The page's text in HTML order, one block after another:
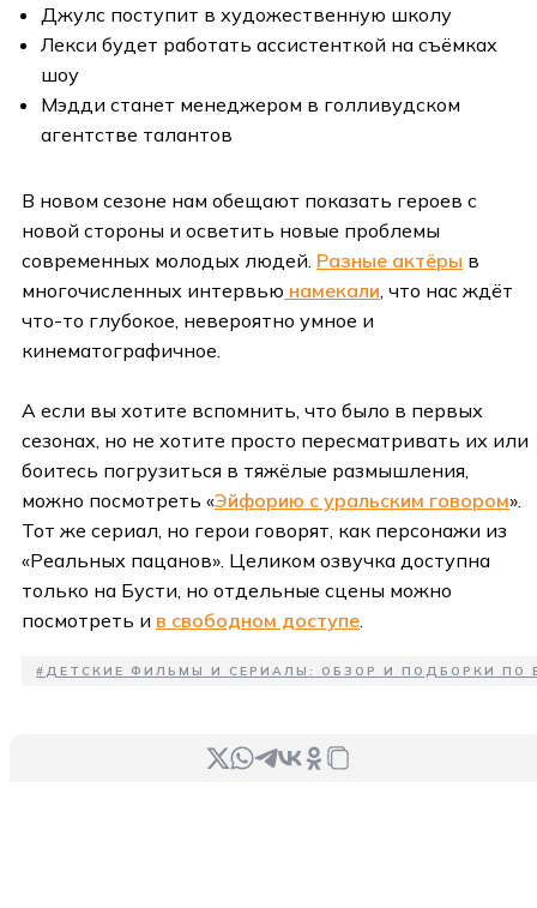
Джулс поступит в художественную школу
Лекси будет работать ассистенткой на съёмках
шоу
Мэдди станет менеджером в голливудском
агентстве талантов
В новом сезоне нам обещают показать героев с
новой стороны и осветить новые проблемы
современных молодых людей. Разные актёры в
многочисленных интервью намекали, что нас ждёт
что-то глубокое, невероятно умное и
кинематографичное.
А если вы хотите вспомнить, что было в первых
сезонах, но не хотите просто пересматривать их или
боитесь погрузиться в тяжёлые размышления,
можно посмотреть «Эйфорию с уральским говором».
Тот же сериал, но герои говорят, как персонажи из
«Реальных пацанов». Целиком озвучка доступна
только на Бусти, но отдельные сцены можно
посмотреть и в свободном доступе.
# ДЕТСКИЕ ФИЛЬМЫ И СЕРИАЛЫ: ОБЗОР И ПОДБОРКИ ПО